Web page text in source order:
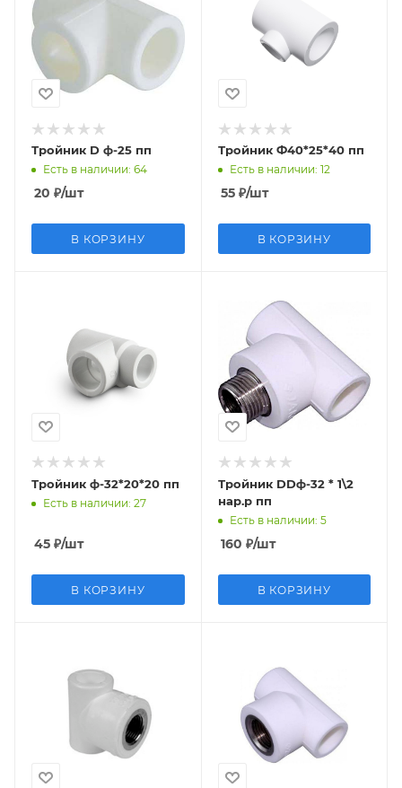
Тройник D ф-25 пп
Есть в наличии: 64
20 ₽/шт
В КОРЗИНУ
Тройник Ф40*25*40 пп
Есть в наличии: 12
55₽/шт
В КОРЗИНУ
Тройник ф-32*20*20 пп
Есть в наличии: 27
45 ₽/шт
В КОРЗИНУ
Тройник DDф-32 * 1\2
нар.р пп
Есть в наличии: 5
160 ₽/шт
В КОРЗИНУ